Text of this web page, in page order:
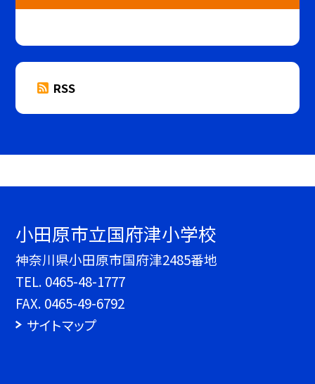
RSS
小田原市立国府津小学校
神奈川県小田原市国府津2485番地
TEL. 0465-48-1777
FAX. 0465-49-6792
サイトマップ